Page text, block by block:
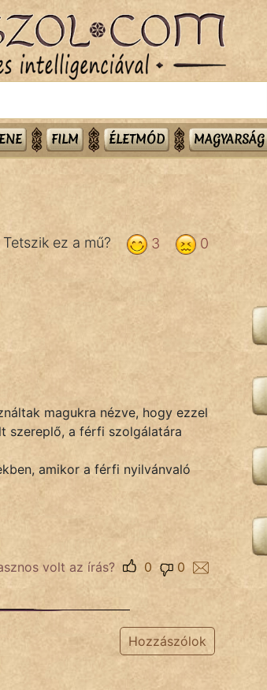
FILM ÉLETMÓD
0
3
Tetszik ez a mű?
magukra nézve, hogy ezzel
szereplő, a férfi szolgálatára
amikor a férfi nyilvánvaló
volt az írás? 0
0
Hozzászólok